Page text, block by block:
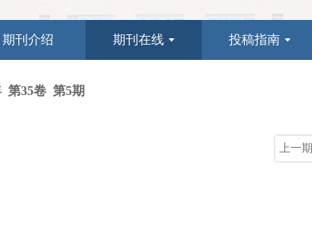
期刊介绍 期刊在线 投稿指南
第35卷 第5期
上一期